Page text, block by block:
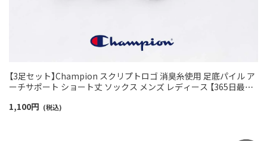
【3足セット】Champion スクリプトロゴ 消臭糸使用 足底パイル ア
ーチサポート ショート丈 ソックス メンズ レディース 【365日最短
1,100円 (税込)